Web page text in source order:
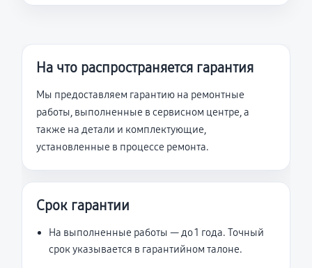
На что распространяется гарантия
Мы предоставляем гарантию на ремонтные
работы, выполненные в сервисном центре, а
также на детали и комплектующие,
установленные в процессе ремонта.
Срок гарантии
На выполненные работы — до 1 года. Точный
срок указывается в гарантийном талоне.